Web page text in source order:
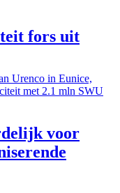
fors uit
Urenco in Eunice,
met 2.1 mln SWU
voor